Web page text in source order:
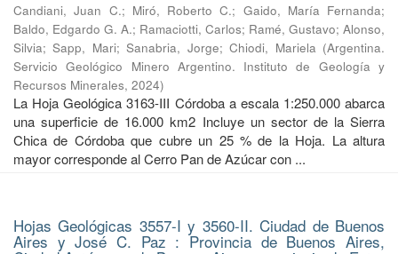
Candiani, Juan C.; Miró, Roberto C.; Gaido, María Fernanda;
Baldo, Edgardo G. A.; Ramaciotti, Carlos; Ramé, Gustavo; Alonso,
Silvia;Sapp, Mari;Sanabria, Jorge;Chiodi, Mariela (Argentina.
Servicio Geológico Minero Argentino. Instituto de Geología y
Recursos Minerales, 2024)
La Hoja Geológica 3163-III Córdoba a escala 1:250.000 abarca
una superficie de 16.000 km2 Incluye un sector de la Sierra
Chica de Córdoba que cubre un 25 % de la Hoja. La altura
mayor corresponde al Cerro Pan de Azúcar con ...
Hojas Geológicas 3557-I y 3560-II. Ciudad de Buenos
Aires y José C. Paz : Provincia de Buenos Aires,